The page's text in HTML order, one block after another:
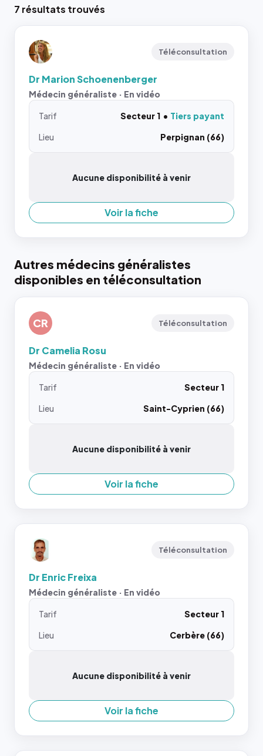
7 résultats trouvés
Téléconsultation
Dr Marion Schoenenberger
Médecin généraliste · En vidéo
Tarif Secteur 1
Tiers payant
Lieu
Perpignan (66)
Aucune disponibilité à venir
Voir la fiche
Autres médecins généralistes
disponibles en téléconsultation
CR Téléconsultation
Dr Camelia Rosu
Médecin généraliste · En vidéo
Tarif
Secteur 1
Lieu
Saint-Cyprien (66)
Aucune disponibilité à venir
Voir la fiche
Téléconsultation
Dr Enric Freixa
Médecin généraliste · En vidéo
Tarif
Secteur 1
Lieu
Cerbère (66)
Aucune disponibilité à venir
Voir la fiche